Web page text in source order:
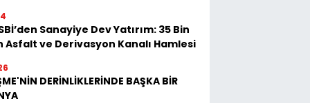
Sanayiye Dev Yatırım: 35 Bin
Asfalt ve Derivasyon Kanalı Hamlesi
DERİNLİKLERİNDE BAŞKA BİR